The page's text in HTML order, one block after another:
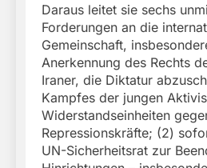
Daraus leitet sie sechs
Forderungen an die
Gemeinschaft,
Anerkennung des Rechts
Iraner, die Diktatur
Kampfes der jungen
Widerstandseinheiten
Repressionskräfte; (2)
UN-Sicherheitsrat zur